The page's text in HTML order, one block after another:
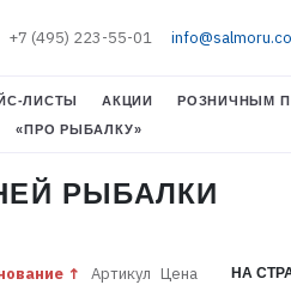
+7 (495) 223-55-01
ЛИСТЫ АКЦИИ
РОЗНИЧНЫМ
«ПРО РЫБАЛКУ»
РЫБАЛКИ
Артикул Цена НА